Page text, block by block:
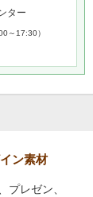
ター
～17:30）
ン素材
プレゼン、